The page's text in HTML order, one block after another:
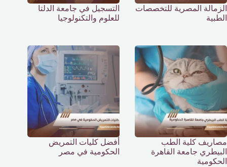
الزمالة المصرية للتخصصات
الطبية
التسجيل في جامعة الدلتا
للعلوم والتكنولوجيا
مصاريف كلية الطب
البيطري جامعة القاهرة
الحكومية
أفضل كليات التمريض
الحكومية في مصر